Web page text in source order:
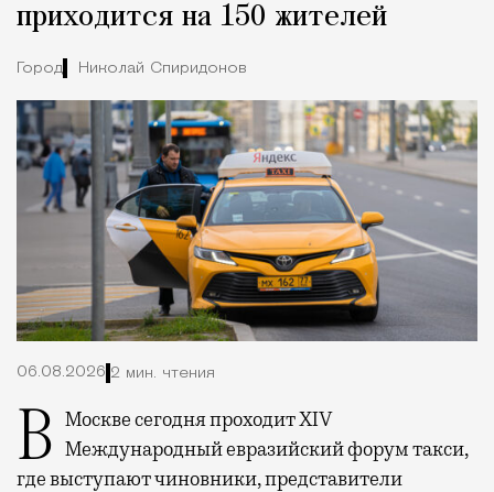
приходится на 150 жителей
Город Николай Спиридонов
06.08.2026 2 мин. чтения
В Москве сегодня проходит XIV Международный евразийский форум такси,
где выступают чиновники, представители